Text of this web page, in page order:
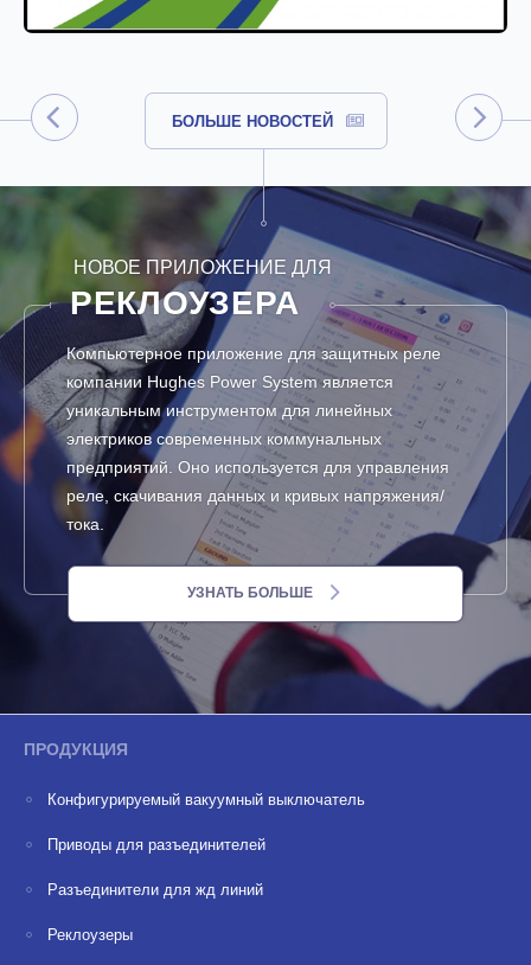
БОЛЬШЕ НОВОСТЕЙ
НОВОЕ ПРИЛОЖЕНИЕ ДЛЯ
РЕКЛОУЗЕРА
Компьютерное приложение для защитных реле
компании Hughes Power System является
уникальным инструментом для линейных
электриков современных коммунальных
предприятий. Оно используется для управления
реле, скачивания данных и кривых напряжения/
тока.
УЗНАТЬ БОЛЬШЕ
ПРОДУКЦИЯ
Конфигурируемый вакуумный выключатель
Приводы для разъединителей
Разъединители для жд линий
Реклоузеры